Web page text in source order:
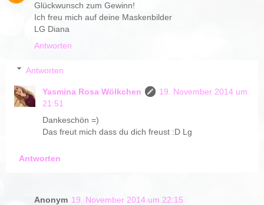
Glückwunsch zum Gewinn!
Ich freu mich auf deine Maskenbilder
LG Diana
Antworten
Antworten
Yasmina Rosa Wölkchen
19. November 2014 um
21:51
Dankeschön =)
Das freut mich dass du dich freust :D Lg
Antworten
Anonym 19. November 2014 um 22:15